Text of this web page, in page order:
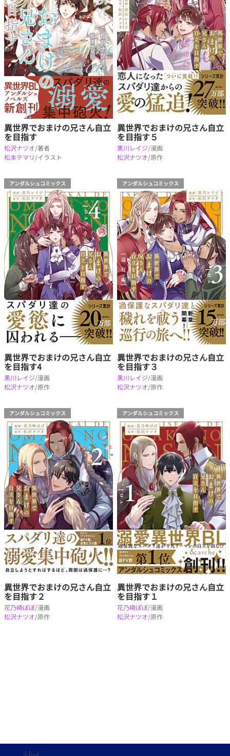
異世界でおまけの兄さん自立
を目指す
松沢ナツオ/著者
松本テマリ/イラスト
異世界でおまけの兄さん自立
を目指す５
黒川レイジ/漫画
松沢ナツオ/原作
アンダルシュコミックス
異世界でおまけの兄さん自立
を目指す4
黒川レイジ/漫画
松沢ナツオ/原作
アンダルシュコミックス
異世界でおまけの兄さん自立
を目指す３
黒川レイジ/漫画
松沢ナツオ/原作
アンダルシュコミックス
異世界でおまけの兄さん自立
を目指す２
花乃崎ぽぽ/漫画
松沢ナツオ/原作
アンダルシュコミックス
異世界でおまけの兄さん自立
を目指す１
花乃崎ぽぽ/漫画
松沢ナツオ/原作